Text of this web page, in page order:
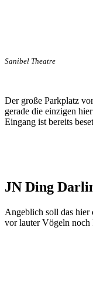
Sanibel Theatre
Der große Parkplatz
gerade die einzigen
Eingang ist bereits
JN Ding
Angeblich soll das hier
vor lauter Vögeln